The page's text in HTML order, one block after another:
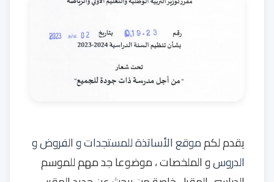
يقدم لكمموقع الأساتذة للمستجدات و الفروض و
الدروسو الملخصات ، موضوعا جد مهم للموسم